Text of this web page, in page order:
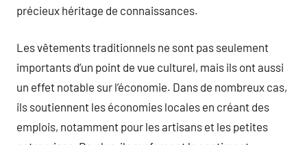
précieux héritage de connaissances.
Les vêtements traditionnels ne sont pas seulement
importants d’un point de vue culturel, mais ils ont aussi
un effet notable sur l’économie. Dans de nombreux cas,
ils soutiennent les économies locales en créant des
emplois, notamment pour les artisans et les petites